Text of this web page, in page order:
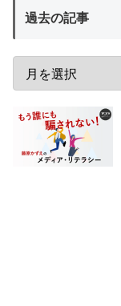
過去の記事